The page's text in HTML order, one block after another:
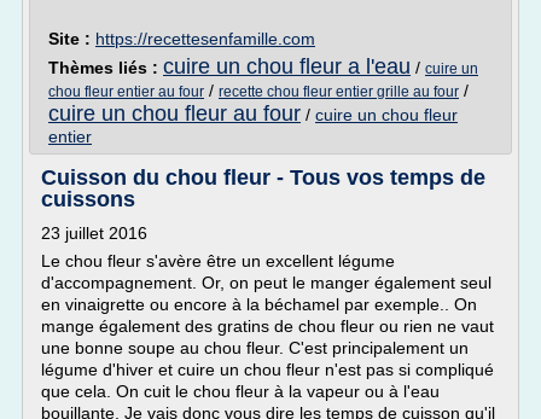
Site : https://recettesenfamille.com
Thèmes liés : cuire un chou fleur a l'eau / cuire un
chou fleur entier au four / recette chou fleur entier grille au four /
cuire un chou fleur au four / cuire un chou fleur
entier
Cuisson du chou fleur - Tous vos temps de
cuissons
23 juillet 2016
Le chou fleur s'avère être un excellent légume
d'accompagnement. Or, on peut le manger également seul
en vinaigrette ou encore à la béchamel par exemple.. On
mange également des gratins de chou fleur ou rien ne vaut
une bonne soupe au chou fleur. C'est principalement un
légume d'hiver et cuire un chou fleur n'est pas si compliqué
que cela. On cuit le chou fleur à la vapeur ou à l'eau
bouillante. Je vais donc vous dire les temps de cuisson qu'il